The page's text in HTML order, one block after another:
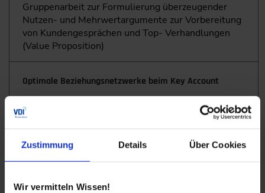
Zustimmung Details Über Cookies
Wir vermitteln Wissen!
Gruppenarbeit zur Formulierung überzeugender
Nutzen- und Mehrwertargumente zur Vorbereitung
von Kundengesprächen und Top- Verhandlungen
(Value Proposition)
Optimale Beziehungsnetzwerke beim Key Account
Bewertung von Kundenbeziehungen und
Identifikation von Schlüsselkontakten mit der
Entscheidermatrix